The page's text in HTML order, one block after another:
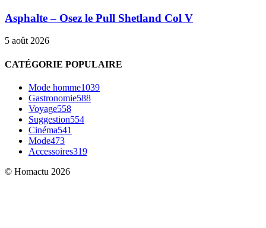
Asphalte – Osez le Pull Shetland Col V
5 août 2026
CATÉGORIE POPULAIRE
Mode homme1039
Gastronomie588
Voyage558
Suggestion554
Cinéma541
Mode473
Accessoires319
© Homactu 2026